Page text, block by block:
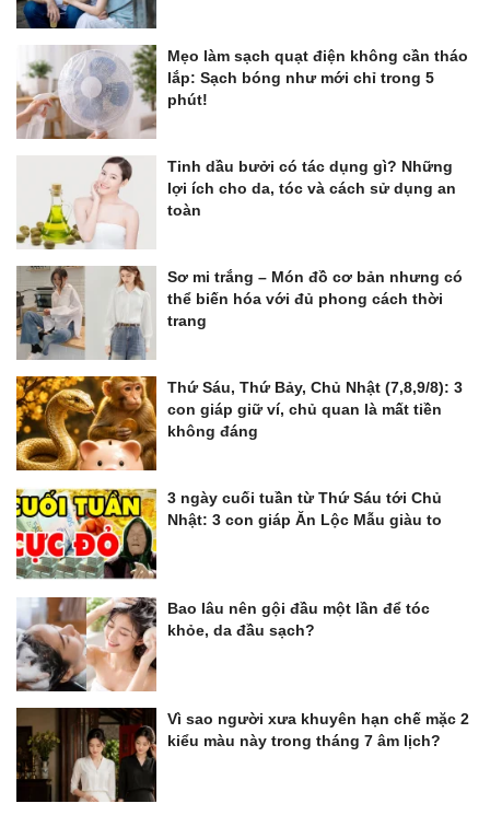
Mẹo làm sạch quạt điện không cần tháo
lắp: Sạch bóng như mới chỉ trong 5
phút!
Tinh dầu bưởi có tác dụng gì? Những
lợi ích cho da, tóc và cách sử dụng an
toàn
Sơ mi trắng – Món đồ cơ bản nhưng có
thể biến hóa với đủ phong cách thời
trang
Thứ Sáu, Thứ Bảy, Chủ Nhật (7,8,9/8): 3
con giáp giữ ví, chủ quan là mất tiền
không đáng
3 ngày cuối tuần từ Thứ Sáu tới Chủ
Nhật: 3 con giáp Ăn Lộc Mẫu giàu to
Bao lâu nên gội đầu một lần để tóc
khỏe, da đầu sạch?
Vì sao người xưa khuyên hạn chế mặc 2
kiểu màu này trong tháng 7 âm lịch?